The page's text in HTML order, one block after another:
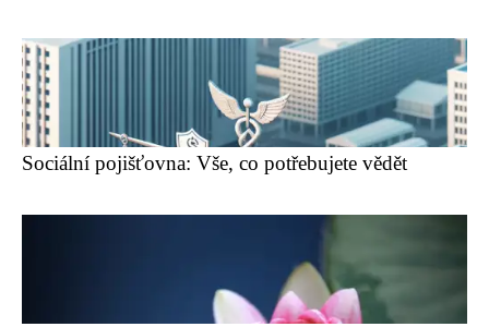
Sociální pojišťovna: Vše, co potřebujete vědět